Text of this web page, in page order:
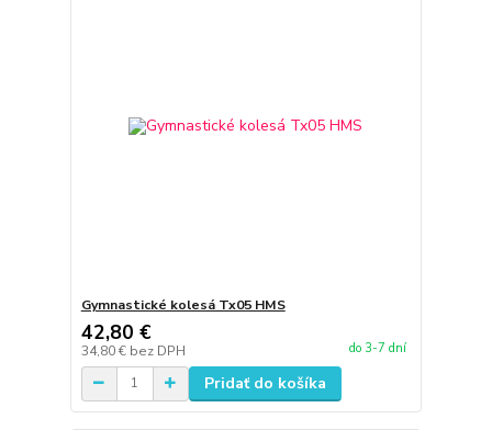
Gymnastické kolesá Tx05 HMS
42,80 €
34,80 € bez DPH do 3-7 dní
Pridať do košíka